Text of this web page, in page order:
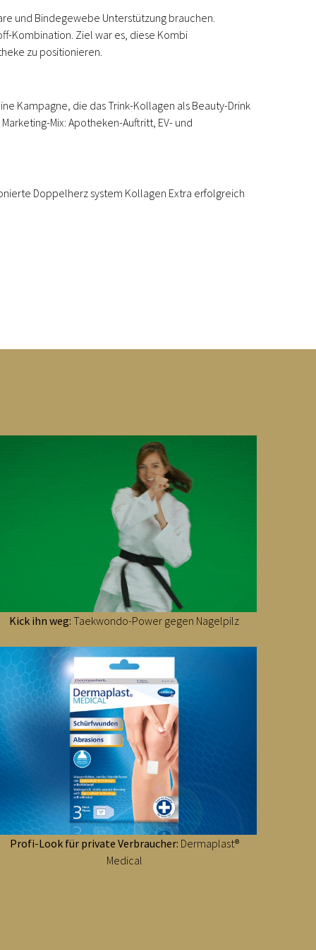
und Bindegewebe Unterstützung brauchen.
Kombination. Ziel war es, diese Kombi
zu positionieren.
Kampagne, die das Trink-Kollagen als Beauty-Drink
Mix: Apotheken-Auftritt, EV- und
Doppelherz system Kollagen Extra erfolgreich
Kick ihn weg: Taekwondo-Power gegen Nagelpilz
Profi-Look für private Verbraucher: Dermaplast®
Medical